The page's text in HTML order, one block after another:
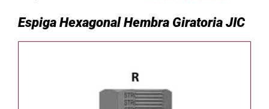
Espiga Hexagonal Hembra Giratoria JIC